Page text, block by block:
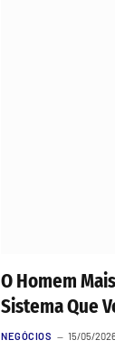
O Homem
Sistema Que
NEGÓCIOS 15/05/2026